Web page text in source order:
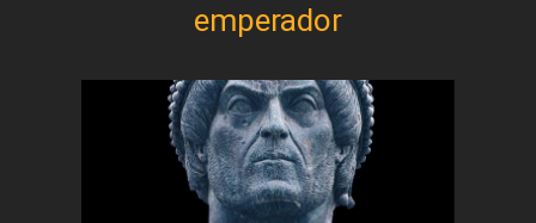
emperador